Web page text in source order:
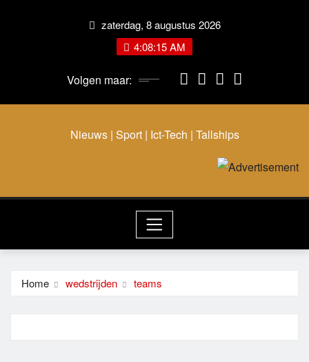
zaterdag, 8 augustus 2026
4:08:15 AM
Volgen maar:
Nieuws | Sport | Ict-Tech | Tallships
Home wedstrijden teams